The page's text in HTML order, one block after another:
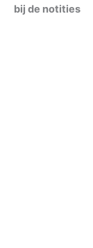
bij de notities